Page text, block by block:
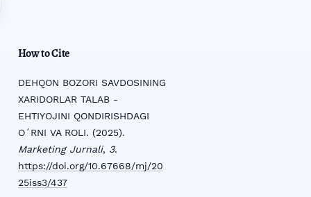
How to Cite
DEHQON BOZORI SAVDOSINING
XARIDORLAR TALAB -
EHTIYOJINI QONDIRISHDAGI
OʻRNI VA ROLI. (2025).
Marketing Jurnali, 3.
https://doi.org/10.67668/mj/20
25iss3/437